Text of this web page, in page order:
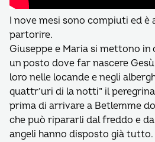
I nove mesi sono compiuti ed
partorire.
Giuseppe e Maria si mettono in
un posto dove far nascere
loro nelle locande e negli
quattr’uri di la notti” il
prima di arrivare a Betlemme
che può ripararli dal freddo e
angeli hanno disposto già